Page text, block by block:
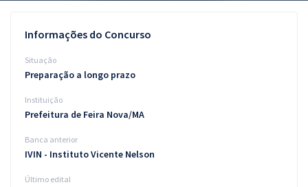
Questões grátis
Blog
Aprovados
Atendimento
Informações do Concurso
Situação
Preparação a longo prazo
Instituição
Prefeitura de Feira Nova/MA
Banca anterior
IVIN - Instituto Vicente Nelson
Último edital